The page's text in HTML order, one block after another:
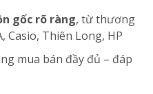
gốc rõ ràng, từ thương
Casio, Thiên Long, HP
mua bán đầy đủ – đáp